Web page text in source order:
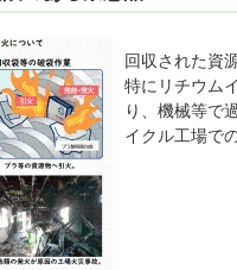
回収された資
特にリチウム
り、機械等で
イクル工場で